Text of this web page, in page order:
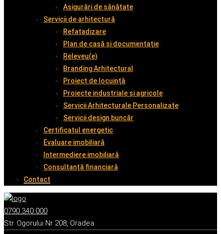
Asigurări de sănătate
Servicii de arhitectură
Refatadizare
Plan de casă și documentație
Releveu(e)
Branding Arhitectural
Proiect de locuință
Proiecte industriale și agricole
Servicii Arhitecturale Personalizate
Servicii design buncăr
Certificatul energetic
Evaluare imobiliară
Intermediere imobiliară
Consultanță financiară
Contact
0790 340 000
Str. Ogorului Nr 208, Oradea